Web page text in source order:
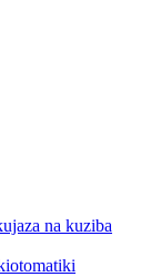
na kuziba